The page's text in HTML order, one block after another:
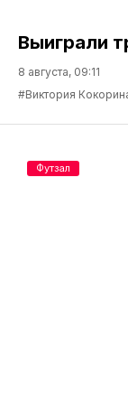
Выиграли
8 августа, 09:11
#Виктория
Футзал